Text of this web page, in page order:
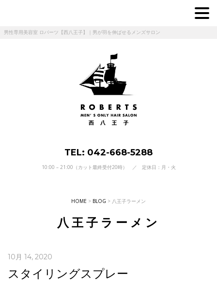
男性専用美容室 ロバーツ【西八王子】｜男が羽を伸ばせるメンズサロン
TEL: 042-668-5288
10:00 – 21:00（カット最終受付20時） ／ 定休日：月・火
HOME > BLOG > 八王子ラーメン
八王子ラーメン
10月 14, 2020
スタイリングスプレー